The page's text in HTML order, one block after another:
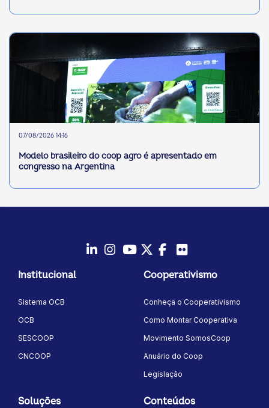
07/08/2026 14:16
Modelo brasileiro do coop agro é apresentado em
congresso na Argentina
Instagram
YoutubeTwitter/X
Facebook
Institucional
Sistema OCB
OCB
SESCOOP
CNCOOP
Cooperativismo
Conheça o Cooperativismo
Como Montar Cooperativa
Movimento SomosCoop
Anuário do Coop
Legislação
Soluções Conteúdos